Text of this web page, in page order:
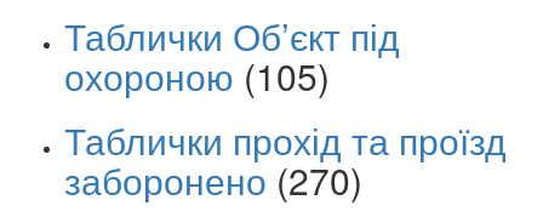
Таблички Об’єкт під
охороною (105)
Таблички прохід та проїзд
заборонено (270)